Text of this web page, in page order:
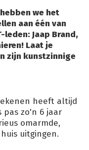
we het
aan één van
leden: Jaap Brand,
Laat je
zijn kunstzinnige
heeft altijd
pas zo'n 6 jaar
omarmde,
uitgingen.